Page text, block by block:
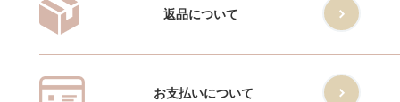
返品について
お支払いについて